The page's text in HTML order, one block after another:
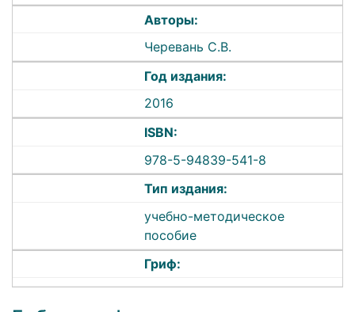
Авторы:
Черевань С.В.
Год издания:
2016
ISBN:
978-5-94839-541-8
Тип издания:
учебно-методическое
пособие
Гриф: